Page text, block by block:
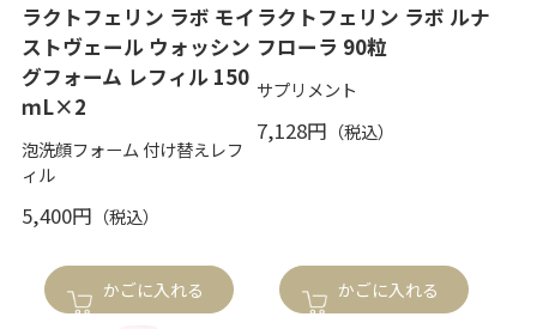
ラクトフェリン ラボ モイ
ストヴェール ウォッシン
グフォーム レフィル 150
ｍL×2
泡洗顔フォーム 付け替えレフ
ィル
5,400円
かごに入れる
ラクトフェリン ラボ ルナ
フローラ 90粒
サプリメント
7,128円
かごに入れる